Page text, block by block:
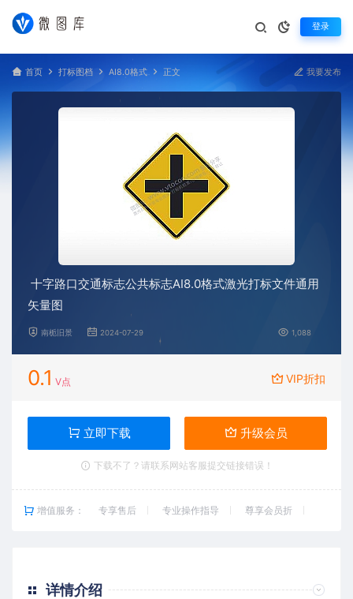
登录
首页 打标图档 AI8.0格式 正文 我要发布
十字路口交通标志公共标志AI8.0格式激光打标文件通用
矢量图
南栀旧景 2024-07-29 1,088
0.1 V点 VIP折扣
立即下载 升级会员
下载不了？请联系网站客服提交链接错误！
增值服务： 专享售后 专业操作指导 尊享会员折
详情介绍